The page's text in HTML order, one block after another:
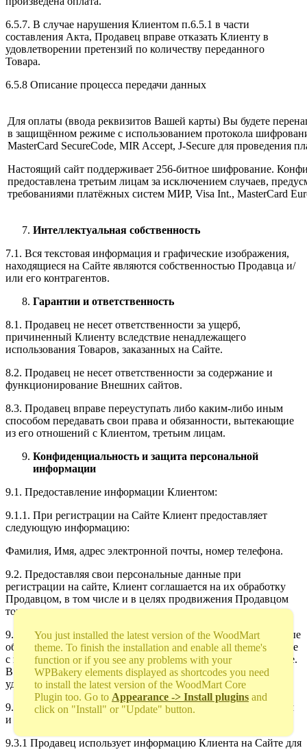
6.5.7. В случае нарушения Клиентом п.6.5.1 в части
составления Акта, Продавец вправе отказать Клиенту в
удовлетворении претензий по количеству переданного
Товара.
6.5.8 Описание процесса передачи данных
Для оплаты (ввода реквизитов Вашей карты) Вы будете
в защищённом режиме с использованием протокола
MasterCard SecureCode, MIR Accept, J-Secure для проведения
Настоящий сайт поддерживает 256-битное шифрование.
предоставлена третьим лицам за исключением случаев,
требованиями платёжных систем МИР, Visa Int., MasterCard
Интеллектуальная собственность
7.1. Вся текстовая информация и графические изображения,
находящиеся на Сайте являются собственностью Продавца и/
или его контрагентов.
Гарантии и ответственность
8.1. Продавец не несет ответственности за ущерб,
причиненный Клиенту вследствие ненадлежащего
использования Товаров, заказанных на Сайте.
8.2. Продавец не несет ответственности за содержание и
функционирование Внешних сайтов.
8.3. Продавец вправе переуступать либо каким-либо иным
способом передавать свои права и обязанности, вытекающие
из его отношений с Клиентом, третьим лицам.
Конфиденциальность и защита персональной
информации
9.1. Предоставление информации Клиентом:
9.1.1. При регистрации на Сайте Клиент предоставляет
следующую информацию:
Фамилия, Имя, адрес электронной почты, номер телефона.
9.2. Предоставляя свои персональные данные при
регистрации на сайте, Клиент соглашается на их обработку
Продавцом, в том числе и в целях продвижения Продавцом
товаров и услуг.
9.2.1. Если Клиент не желает, чтобы его персональные данные
обрабатывались, то он должен обратиться в Службу по работе
с клиентами Продавца через форму Обратной связи на Сайте.
В таком случае вся полученная от Клиента информация
удаляется из клиентской базы Продавца.
9.3. Использование информации предоставленной Клиентом
и получаемой Продавцом.
9.3.1 Продавец использует информацию Клиента на Сайте для
You just installed the latest version of the WoodMart
theme. To finish the installation and enable all theme's
function or if you see any problems with your
WPBakery elements displayed as shortcodes you need
to install the latest version of the WoodMart Core
Plugin too. Go to Appearance -> Install plugins and
click on "Install" or "Update" button.